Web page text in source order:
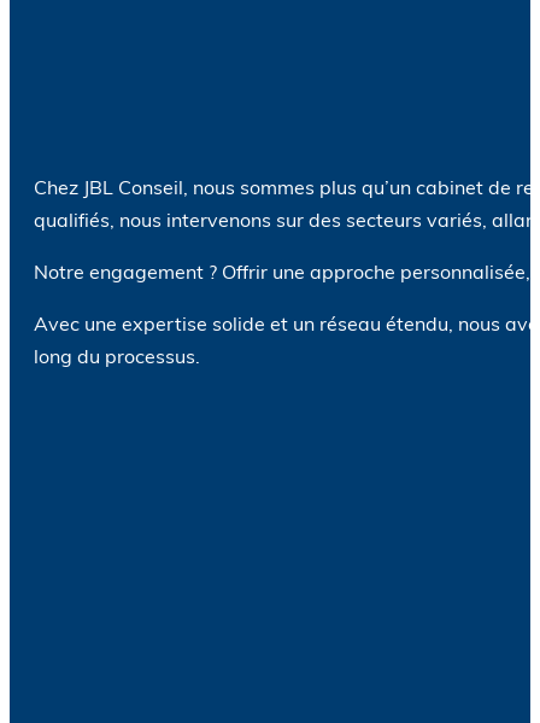
Chez JBL Conseil, nous sommes plus qu’un cabinet
qualifiés, nous intervenons sur des secteurs variés,
Notre engagement ? Offrir une approche
Avec une expertise solide et un réseau étendu, nous
long du processus.